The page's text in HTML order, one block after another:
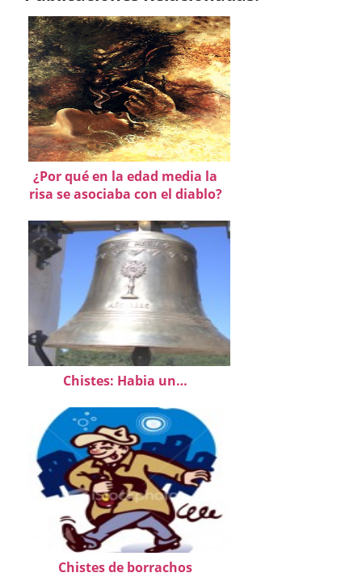
¿Por qué en la edad media la
risa se asociaba con el diablo?
Chistes: Habia un…
Chistes de borrachos